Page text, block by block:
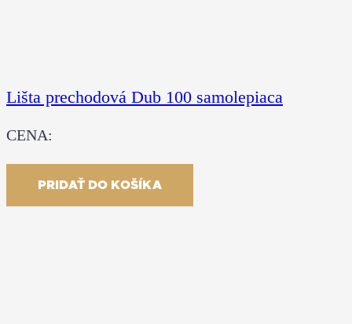
Lišta prechodová Dub 100 samolepiaca
CENA:
27.00€
PRIDAŤ DO KOŠÍKA